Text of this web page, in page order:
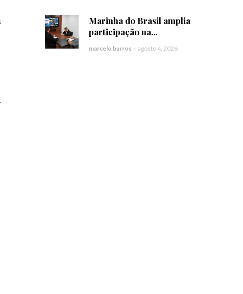
Marinha do Brasil amplia
participação na...
marcelo barros - agosto 4, 2026